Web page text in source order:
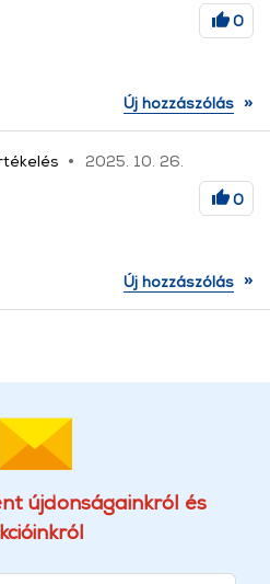
0
Új hozzászólás »
2025. 10. 26.
0
Új hozzászólás »
újdonságainkról és